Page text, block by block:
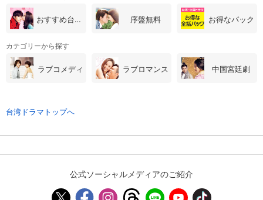
おすすめ台湾・中国ドラマ 序盤無料 お得なパック
カテゴリーから探す
ラブコメディ ラブロマンス 中国宮廷劇
台湾ドラマトップへ
公式ソーシャルメディアのご紹介